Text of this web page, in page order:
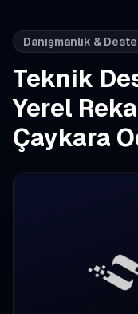
Danışmanlık &
Teknik
Yerel
Çaykara